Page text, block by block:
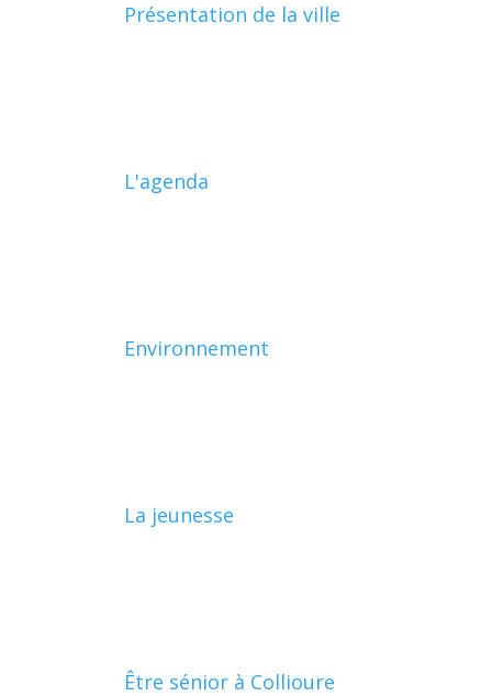
Présentation de la ville
L'agenda
Environnement
La jeunesse
Être sénior à Collioure